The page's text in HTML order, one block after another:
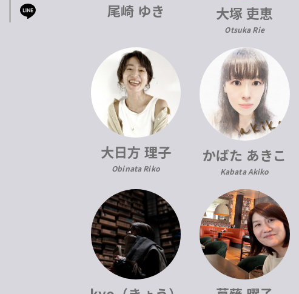
尾崎 ゆき 大塚 吏恵
Otsuka Rie
大日方 理子
Obinata Riko
かばた あきこ
Kabata Akiko